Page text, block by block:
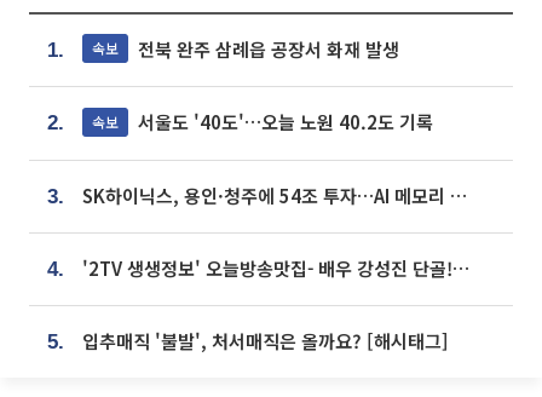
1. 속보 전북 완주 삼례읍 공장서 화재 발생
2. 속보 서울도 '40도'…오늘 노원 40.2도 기록
3. SK하이닉스, 용인·청주에 54조 투자…AI 메모리 생산기지 키운다
4. '2TV 생생정보' 오늘방송맛집- 배우 강성진 단골! 쌀국수ㆍ푸팟퐁 커리 맛집 '블○○○'
5. 입추매직 '불발', 처서매직은 올까요? [해시태그]